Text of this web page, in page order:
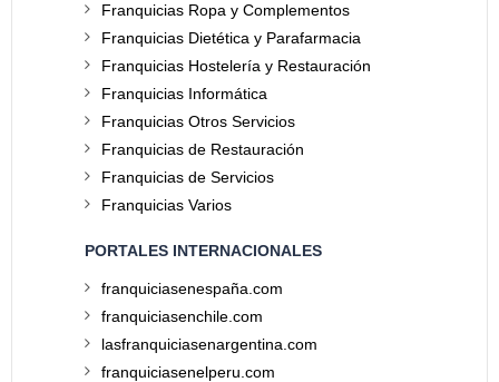
Franquicias Ropa y Complementos
Franquicias Dietética y Parafarmacia
Franquicias Hostelería y Restauración
Franquicias Informática
Franquicias Otros Servicios
Franquicias de Restauración
Franquicias de Servicios
Franquicias Varios
PORTALES INTERNACIONALES
franquiciasenespaña.com
franquiciasenchile.com
lasfranquiciasenargentina.com
franquiciasenelperu.com